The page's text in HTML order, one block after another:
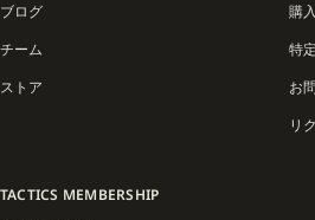
ブログ
チーム
ストア
購
特
お
リ
TACTICS MEMBERSHIP